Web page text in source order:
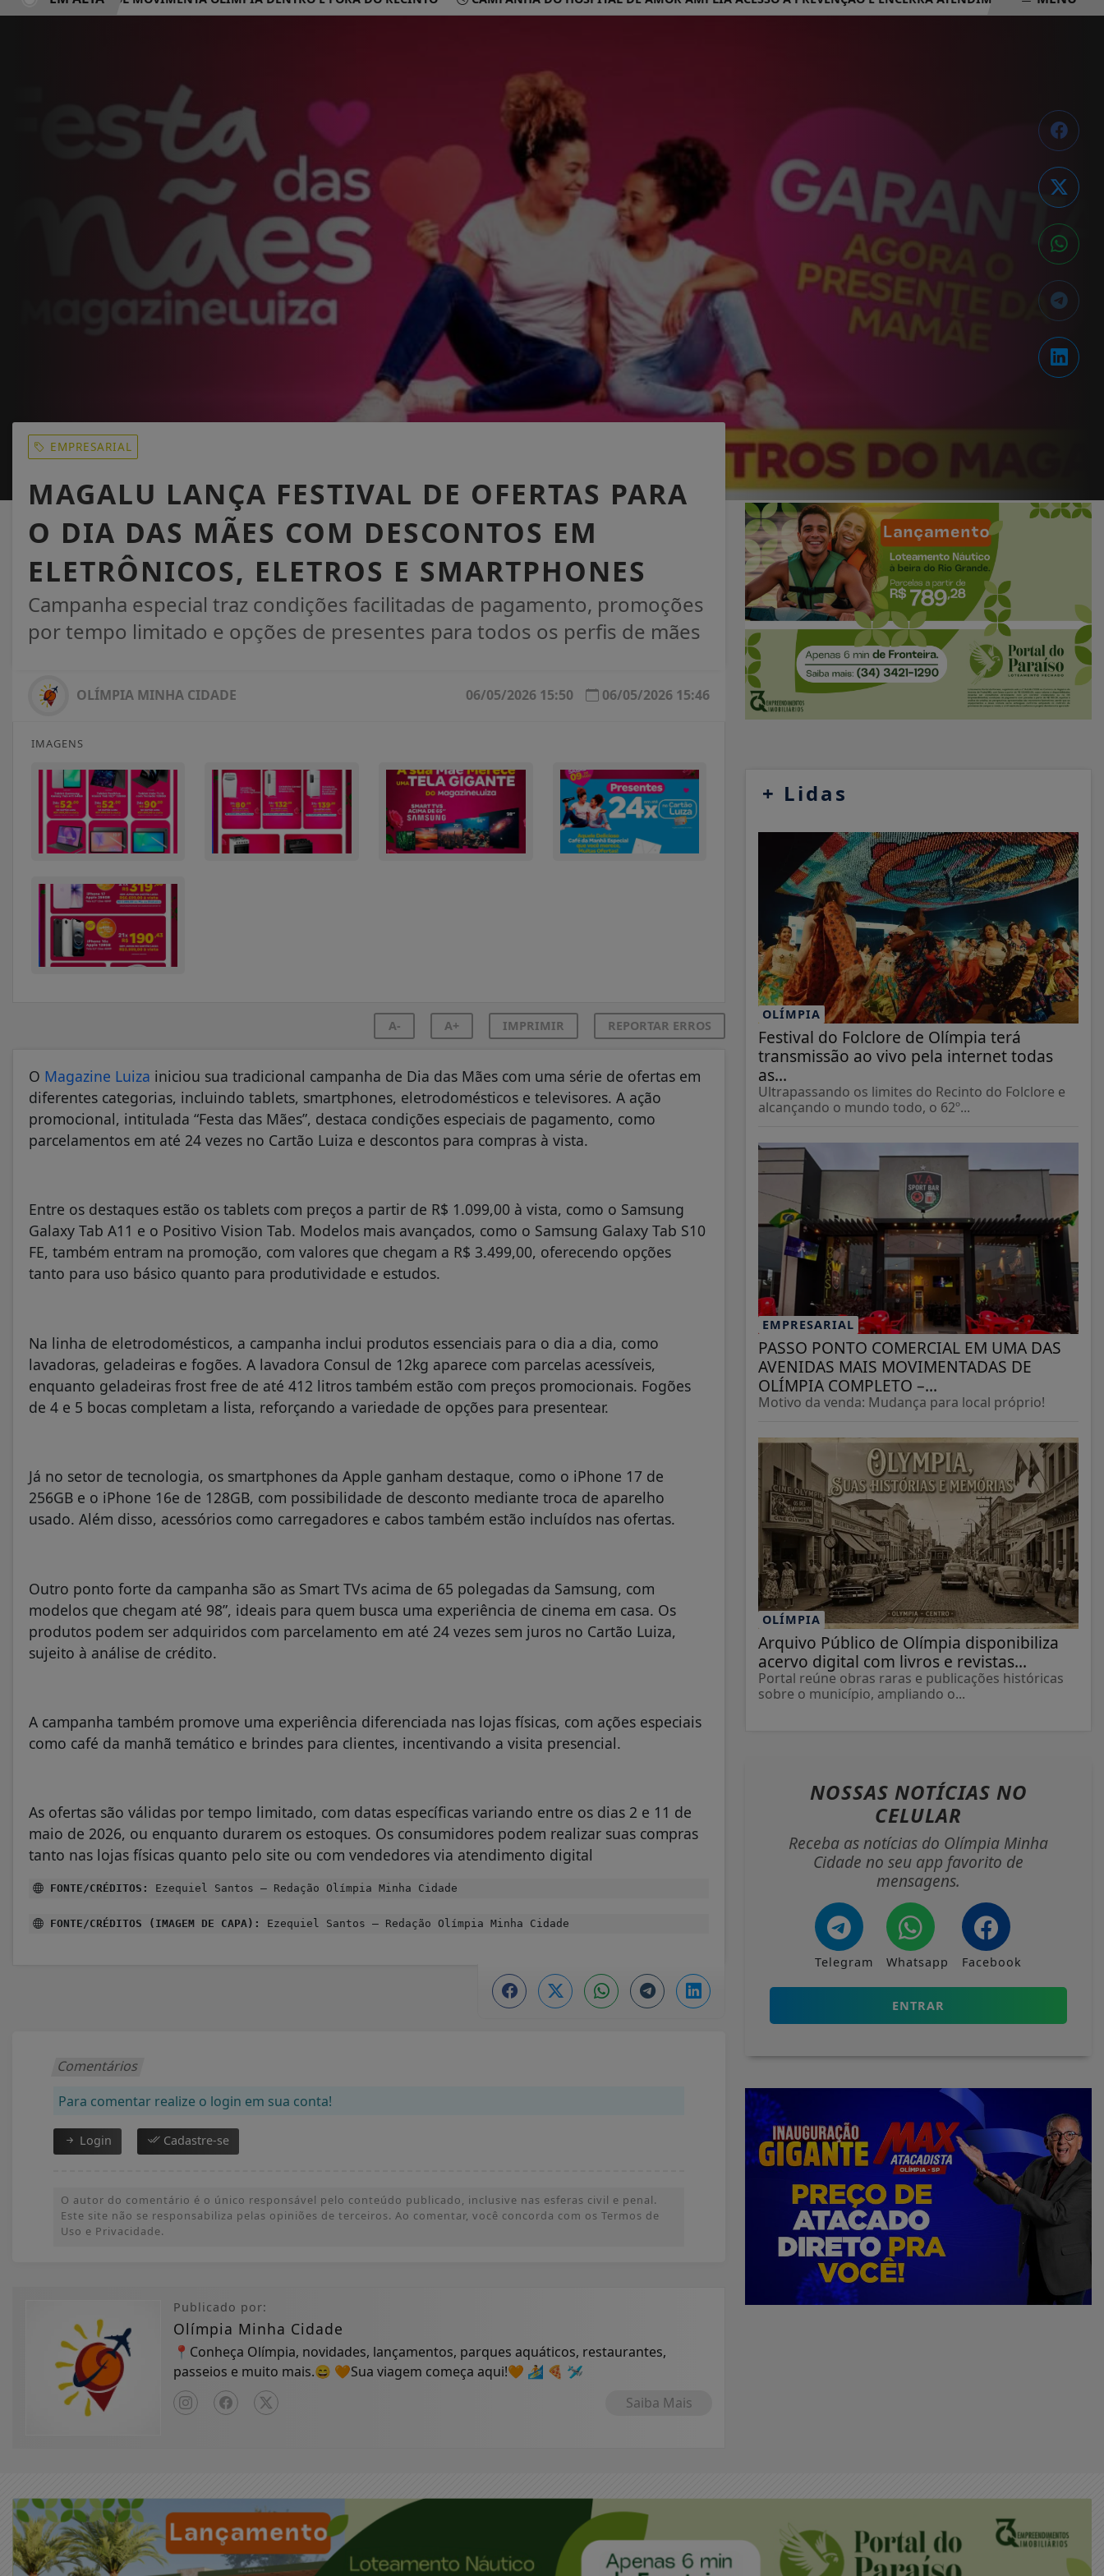
EMPRESARIAL
MAGALU LANÇA FESTIVAL DE OFERTAS PARA
O DIA DAS MÃES COM DESCONTOS EM
ELETRÔNICOS, ELETROS E SMARTPHONES
Campanha especial traz condições facilitadas de pagamento, promoções
por tempo limitado e opções de presentes para todos os perfis de mães
OLÍMPIA MINHA CIDADE 06/05/2026 15:46
06/05/2026 15:50
IMAGENS
A- A+ IMPRIMIR REPORTAR ERROS
O Magazine Luiza iniciou sua tradicional campanha de Dia das Mães com uma série de ofertas em
diferentes categorias, incluindo tablets, smartphones, eletrodomésticos e televisores. A ação
promocional, intitulada “Festa das Mães”, destaca condições especiais de pagamento, como
parcelamentos em até 24 vezes no Cartão Luiza e descontos para compras à vista.
Entre os destaques estão os tablets com preços a partir de R$ 1.099,00 à vista, como o Samsung
Galaxy Tab A11 e o Positivo Vision Tab. Modelos mais avançados, como o Samsung Galaxy Tab S10
FE, também entram na promoção, com valores que chegam a R$ 3.499,00, oferecendo opções
tanto para uso básico quanto para produtividade e estudos.
Na linha de eletrodomésticos, a campanha inclui produtos essenciais para o dia a dia, como
lavadoras, geladeiras e fogões. A lavadora Consul de 12kg aparece com parcelas acessíveis,
enquanto geladeiras frost free de até 412 litros também estão com preços promocionais. Fogões
de 4 e 5 bocas completam a lista, reforçando a variedade de opções para presentear.
Já no setor de tecnologia, os smartphones da Apple ganham destaque, como o iPhone 17 de
256GB e o iPhone 16e de 128GB, com possibilidade de desconto mediante troca de aparelho
usado. Além disso, acessórios como carregadores e cabos também estão incluídos nas ofertas.
Outro ponto forte da campanha são as Smart TVs acima de 65 polegadas da Samsung, com
modelos que chegam até 98”, ideais para quem busca uma experiência de cinema em casa. Os
produtos podem ser adquiridos com parcelamento em até 24 vezes sem juros no Cartão Luiza,
sujeito à análise de crédito.
A campanha também promove uma experiência diferenciada nas lojas físicas, com ações especiais
como café da manhã temático e brindes para clientes, incentivando a visita presencial.
As ofertas são válidas por tempo limitado, com datas específicas variando entre os dias 2 e 11 de
maio de 2026, ou enquanto durarem os estoques. Os consumidores podem realizar suas compras
tanto nas lojas físicas quanto pelo site ou com vendedores via atendimento digital
FONTE/CRÉDITOS: Ezequiel Santos – Redação Olímpia Minha Cidade
FONTE/CRÉDITOS (IMAGEM DE CAPA): Ezequiel Santos – Redação Olímpia Minha Cidade
Comentários
Para comentar realize o login em sua conta!
Login Cadastre-se
O autor do comentário é o único responsável pelo conteúdo publicado, inclusive nas esferas civil e penal.
Este site não se responsabiliza pelas opiniões de terceiros. Ao comentar, você concorda com os Termos de
Uso e Privacidade.
Publicado por:
Olímpia Minha Cidade
📍Conheça Olímpia, novidades, lançamentos, parques aquáticos, restaurantes,
passeios e muito mais.😄 🧡Sua viagem começa aqui!🧡 🏄 🍕 🛩
Saiba Mais
+ Lidas
OLÍMPIA
Festival do Folclore de Olímpia terá
transmissão ao vivo pela internet todas
as...
Ultrapassando os limites do Recinto do Folclore e
alcançando o mundo todo, o 62º...
EMPRESARIAL
PASSO PONTO COMERCIAL EM UMA DAS
AVENIDAS MAIS MOVIMENTADAS DE
OLÍMPIA COMPLETO –...
Motivo da venda: Mudança para local próprio!
OLÍMPIA
Arquivo Público de Olímpia disponibiliza
acervo digital com livros e revistas...
Portal reúne obras raras e publicações históricas
sobre o município, ampliando o...
NOSSAS NOTÍCIAS NO
CELULAR
Receba as notícias do Olímpia Minha
Cidade no seu app favorito de
mensagens.
Telegram Whatsapp Facebook
ENTRAR